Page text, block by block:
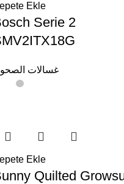
Ekle
Serie 2
غسالات
Ekle
Quilted